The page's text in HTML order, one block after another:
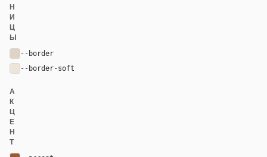
Н
И
Ц
Ы
--border
--border-soft
А
К
Ц
Е
Н
Т